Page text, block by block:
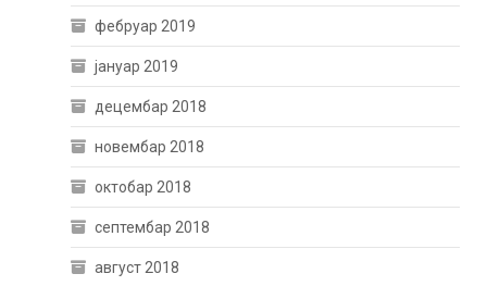
фебруар 2019
јануар 2019
децембар 2018
новембар 2018
октобар 2018
септембар 2018
август 2018